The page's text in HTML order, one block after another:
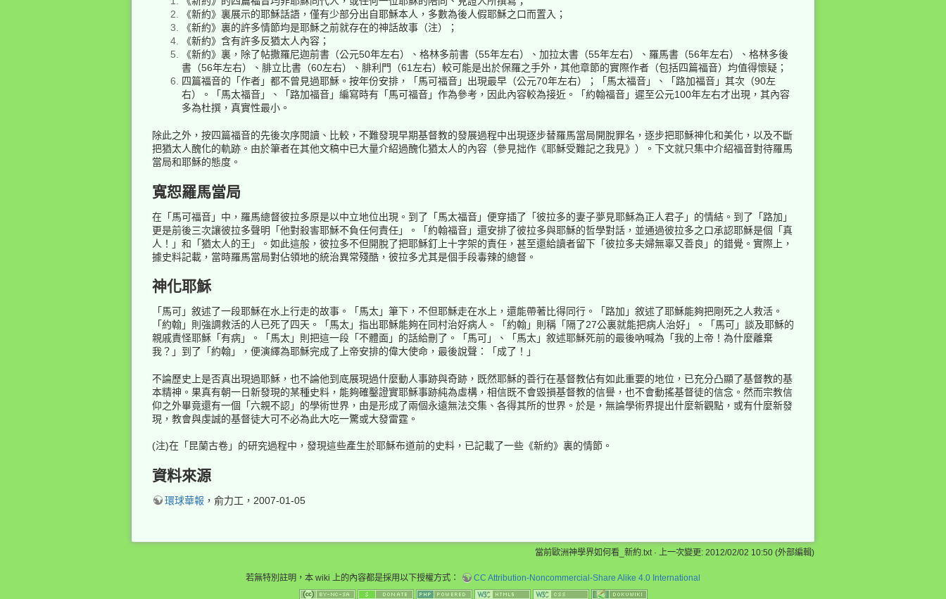
《新約》裏展示的耶穌話語，僅有少部分出自耶穌本人，多數為後人假耶穌之口而置入；
《新約》裏的許多情節均是耶穌之前就存在的神話故事（注）；
《新約》含有許多反猶太人內容；
《新約》裏，除了帖撒羅尼迦前書（公元50年左右）、格林多前書（55年左右）、加拉太書（55年左右）、羅馬書（56年左右）、格林多後
書（56年左右）、腓立比書（60左右）、腓利門（61左右）較可能是出於保羅之手外，其他章節的實際作者（包括四篇福音）均值得懷疑；
四篇福音的「作者」都不曾見過耶穌。按年份安排，「馬可福音」出現最早（公元70年左右）；「馬太福音」、「路加福音」其次（90左
右）。「馬太福音」、「路加福音」編寫時有「馬可福音」作為參考，因此內容較為接近。「約翰福音」遲至公元100年左右才出現，其內容
多為杜撰，真實性最小。
除此之外，按四篇福音的先後次序閱讀、比較，不難發現早期基督教的發展過程中出現逐步替羅馬當局開脫罪名，逐步把耶穌神化和美化，以及不斷
把猶太人醜化的軌跡。由於筆者在其他文稿中已大量介紹過醜化猶太人的內容（參見拙作《耶穌受難記之我見》）。下文就只集中介紹福音對待羅馬
當局和耶穌的態度。
寬恕羅馬當局
在「馬可福音」中，羅馬總督彼拉多原是以中立地位出現。到了「馬太福音」便穿插了「彼拉多的妻子夢見耶穌為正人君子」的情結。到了「路加」
更是前後三次讓彼拉多聲明「他對殺害耶穌不負任何責任」。「約翰福音」還安排了彼拉多與耶穌的哲學對話，並通過彼拉多之口承認耶穌是個「真
人！」和「猶太人的王」。如此這般，彼拉多不但開脫了把耶穌釘上十字架的責任，甚至還給讀者留下「彼拉多夫婦無辜又善良」的錯覺。實際上，
據史料記載，當時羅馬當局對佔領地的統治異常殘酷，彼拉多尤其是個手段毒辣的總督。
神化耶穌
「馬可」敘述了一段耶穌在水上行走的故事。「馬太」筆下，不但耶穌走在水上，還能帶著比得同行。「路加」敘述了耶穌能夠把剛死之人救活。
「約翰」則強調救活的人已死了四天。「馬太」指出耶穌能夠在同村治好病人。「約翰」則稱「隔了27公裏就能把病人治好」。「馬可」談及耶穌的
親戚責怪耶穌「有病」。「馬太」則把這一段「不體面」的話給刪了。「馬可」、「馬太」敘述耶穌死前的最後吶喊為「我的上帝！為什麼離棄
我？」到了「約翰」，便演繹為耶穌完成了上帝安排的偉大使命，最後說聲：「成了！」
不論歷史上是否真出現過耶穌，也不論他到底展現過什麼動人事跡與奇跡，既然耶穌的善行在基督教佔有如此重要的地位，已充分凸顯了基督教的基
本精神。果真有朝一日新發現的某種史料，能夠確鑿證實耶穌事跡純為虛構，相信既不會毀損基督教的信譽，也不會動搖基督徒的信念。然而宗教信
仰之外畢竟還有一個「六親不認」的學術世界，由是形成了兩個永遠無法交集、各得其所的世界。於是，無論學術界提出什麼新觀點，或有什麼新發
現，教會與虔誠的基督徒大可不必為此大吃一驚或大發雷霆。
(注)在「昆蘭古卷」的研究過程中，發現這些產生於耶穌布道前的史料，已記載了一些《新約》裏的情節。
資料來源
環球華報 ，俞力工，2007-01-05
當前歐洲神學界如何看_新約.txt · 上一次變更: 2012/02/02 10:50 (外部編輯)
若無特別註明，本 wiki 上的內容都是採用以下授權方式： CC Attribution-Noncommercial-Share Alike 4.0 International